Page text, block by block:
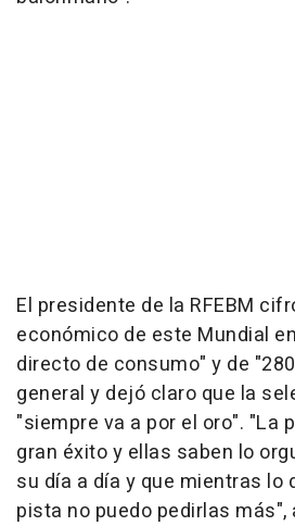
El presidente de la RFEBM
económico de este Mundial
directo de consumo" y de
general y dejó claro que la
"siempre va a por el oro". "La
gran éxito y ellas saben lo
su día a día y que mientras lo
pista no puedo pedirlas más",